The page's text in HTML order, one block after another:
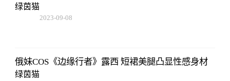
绿茵猫
2023-09-08
俄妹COS《边缘行者》露西 短裙美腿凸显性感身材
绿茵猫